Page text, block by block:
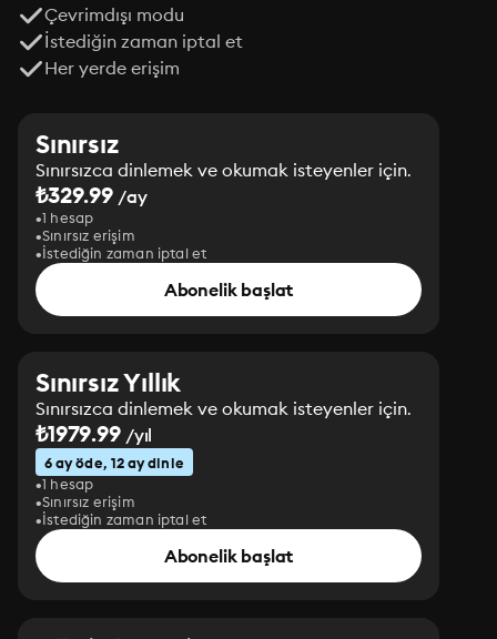
Çevrimdışı modu
İstediğin zaman iptal et
Her yerde erişim
Sınırsız
Sınırsızca dinlemek ve okumak isteyenler için.
₺329.99 /ay
1 hesap
Sınırsız erişim
İstediğin zaman iptal et
Abonelik başlat
Sınırsız Yıllık
Sınırsızca dinlemek ve okumak isteyenler için.
₺1979.99/yıl
6 ay öde, 12 ay dinle
1 hesap
Sınırsız erişim
İstediğin zaman iptal et
Abonelik başlat